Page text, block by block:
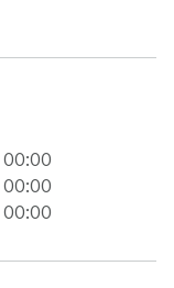
00:00
00:00
00:00